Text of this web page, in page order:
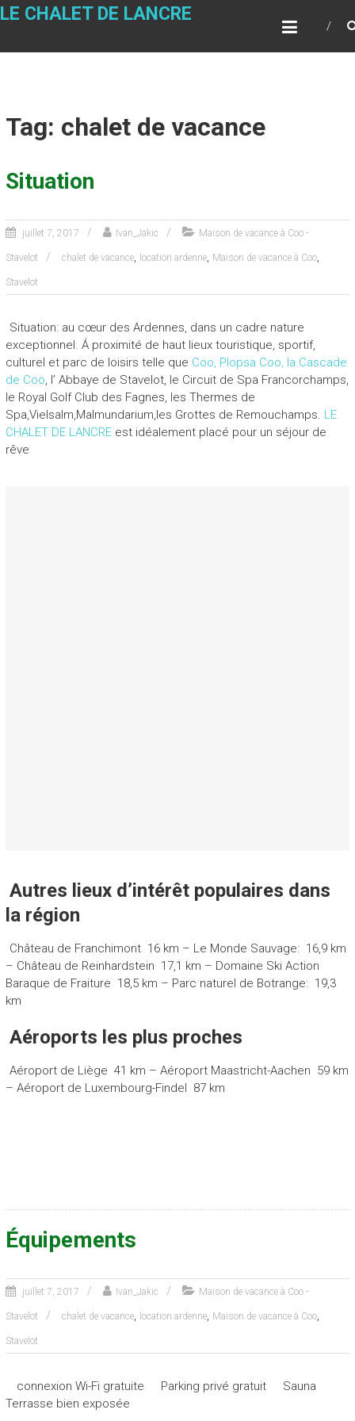
LE CHALET DE LANCRE
Tag: chalet de vacance
Situation
juillet 7, 2017 Ivan_Jakic Maison de vacance à Coo -
Stavelot chalet de vacance, location ardenne, Maison de vacance à Coo,
Stavelot
Situation: au cœur des Ardennes, dans un cadre nature
exceptionnel. Á proximité de haut lieux touristique, sportif,
culturel et parc de loisirs telle que Coo, Plopsa Coo, la Cascade
de Coo, l’ Abbaye de Stavelot, le Circuit de Spa Francorchamps,
le Royal Golf Club des Fagnes, les Thermes de
Spa,Vielsalm,Malmundarium,les Grottes de Remouchamps. LE
CHALET DE LANCREest idéalement placé pour un séjour de
rêve
Autres lieux d’intérêt populaires dans
la région
Château de Franchimont 16 km – Le Monde Sauvage: 16,9 km
– Château de Reinhardstein 17,1 km – Domaine Ski Action
Baraque de Fraiture 18,5 km – Parc naturel de Botrange: 19,3
km
Aéroports les plus proches
Aéroport de Liège 41 km – Aéroport Maastricht-Aachen 59 km
– Aéroport de Luxembourg-Findel 87 km
Équipements
juillet 7, 2017 Ivan_Jakic Maison de vacance à Coo -
Stavelot chalet de vacance, location ardenne, Maison de vacance à Coo,
Stavelot
connexion Wi-Fi gratuite Parking privé gratuit
Sauna
Terrasse bien exposée